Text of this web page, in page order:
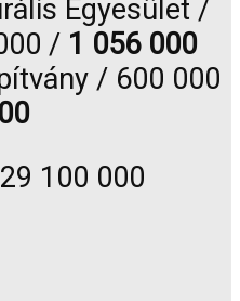
Egyesület /
/ 1 056 000
/ 600 000
100 000